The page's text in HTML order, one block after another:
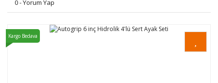
0 - Yorum Yap
Kargo Bedava